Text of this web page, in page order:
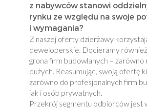
z nabywców stanowi
rynku ze względu na swoje
i wymagania?
Z naszej oferty dzierżawy
deweloperskie. Docieramy
grona firm budowlanych – zarówno
dużych. Reasumując, swoją ofertę
zarówno do profesjonalnych firm
jak i osób prywatnych.
Przekrój segmentu odbiorców jest